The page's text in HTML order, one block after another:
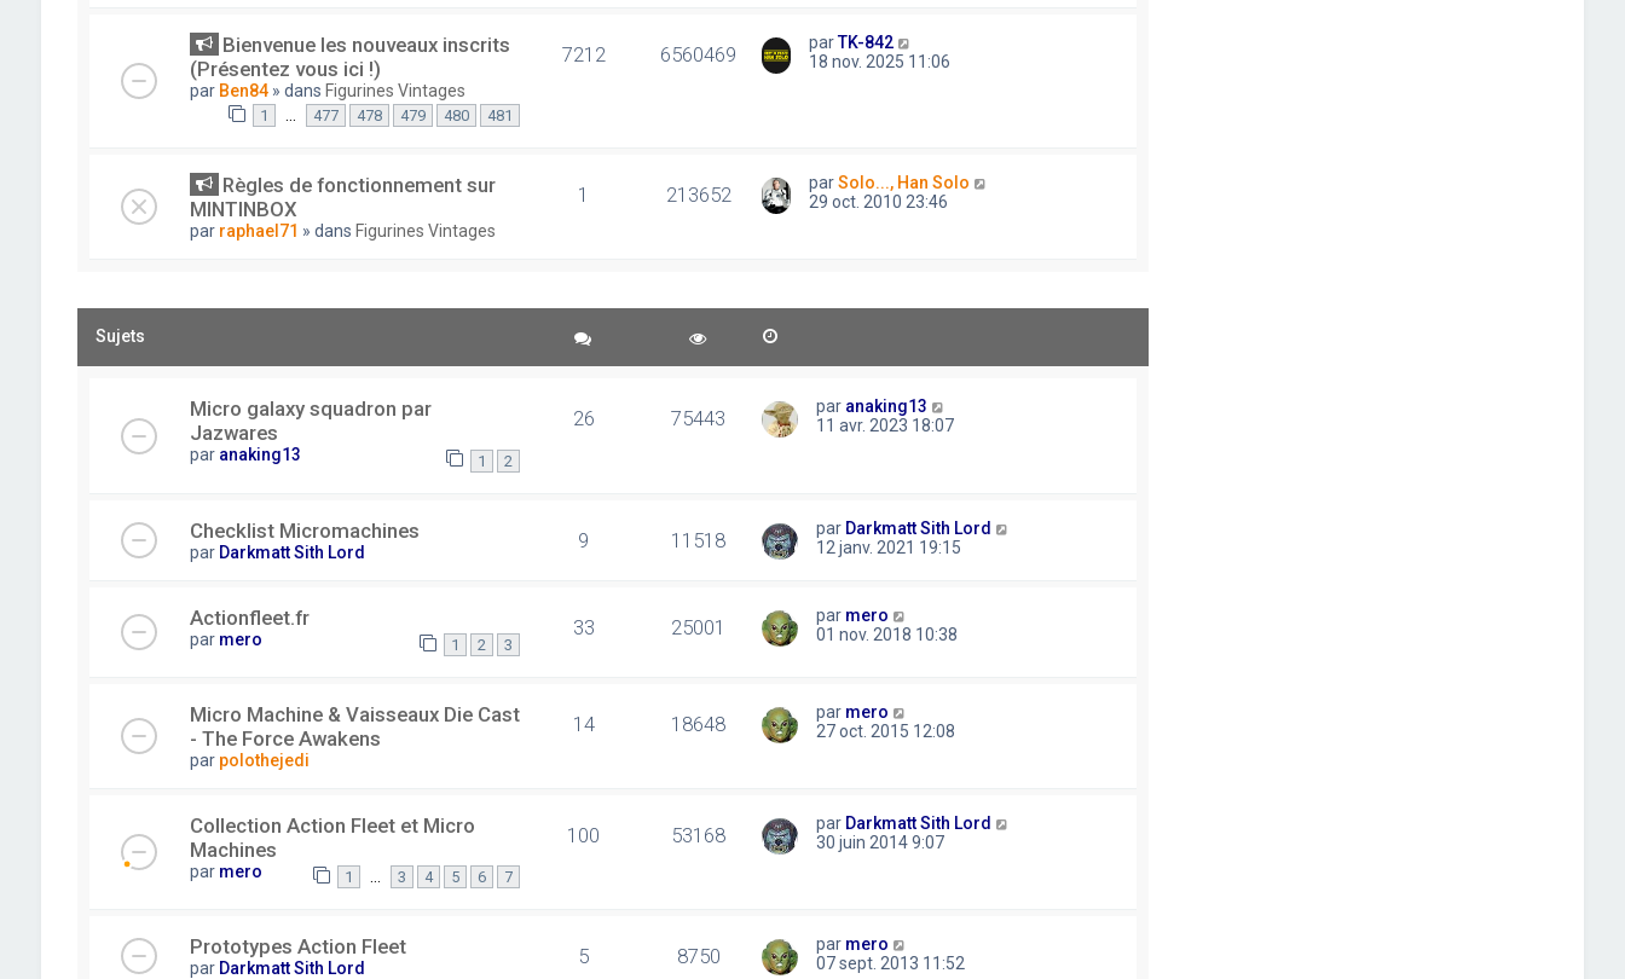
Bienvenue les nouveaux inscrits
(Présentez vous ici !)
par Ben84 » dans Figurines Vintages
1 … 477 478 479 480 481
7212 6560469 parTK-842
18 nov. 2025 11:06
Règles de fonctionnement sur
MINTINBOX
par raphael71 » dans Figurines Vintages
1 213652 parSolo..., Han Solo
29 oct. 2010 23:46
Sujets
Micro galaxy squadron par
Jazwares
par anaking13 1 2
26 75443 par anaking13
11 avr. 2023 18:07
Checklist Micromachines
par Darkmatt Sith Lord 9 11518 par Darkmatt Sith Lord
12 janv. 2021 19:15
Actionfleet.fr
par mero 1 2 3
33 25001 par mero
01 nov. 2018 10:38
Micro Machine & Vaisseaux Die Cast
- The Force Awakens
par polothejedi
14 18648 par mero
27 oct. 2015 12:08
Collection Action Fleet et Micro
Machines
par mero 1 3 4 5 6 7
100 53168 par Darkmatt Sith Lord
30 juin 2014 9:07
Prototypes Action Fleet
par Darkmatt Sith Lord 5 8750 par mero
07 sept. 2013 11:52